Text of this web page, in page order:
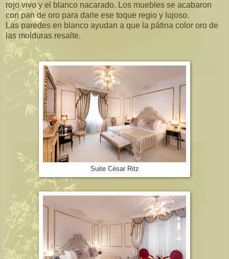
rojo vivo y el blanco nacarado. Los muebles se acabaron
con pan de oro para darle ese toque regio y lujoso.
Las paredes en blanco ayudan a que la pátina color oro de
las molduras resalte.
Suite César Ritz